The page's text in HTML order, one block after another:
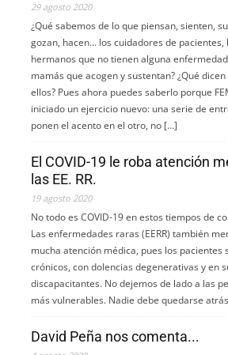
29 agosto 2020
¿Qué sabemos de lo que piensan, sienten,
gozan, hacen... los cuidadores de pacientes,
hermanos que no tienen alguna
mamás que acogen y sustentan? ¿Qué
ellos? Pues ahora puedes saberlo porque
iniciado un ejercicio nuevo: una serie de
ponen el acento en el otro, no […]
El COVID-19 le roba atención
las EE. RR.
19 agosto 2020
No todo es COVID-19 en estos tiempos de
Las enfermedades raras (EERR) también
mucha atención médica, pues los pacientes
crónicos, con dolencias degenerativas y en
discapacitantes. No dejemos de lado a las
más vulnerables. Nadie debe quedarse
David Peña nos comenta...